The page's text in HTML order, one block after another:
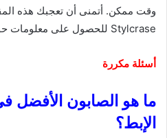
وقت ممكن. أتمنى أن تعجبك هذه
Stylcrase للحصول على معلومات حول مواضيع أخرى مثل هذا.
أسئلة مكررة
ما هو الصابون الأفضل
الإبط؟